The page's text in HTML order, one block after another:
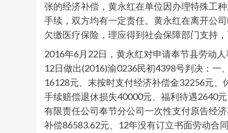
张的经济补偿，黄永红在单位因办理特殊工
手续，双方均有一定责任。黄永红在离开公
欠缴医疗保险，理应得到社会保障部门支持，
2016年6月22日，黄永红对申请奉节县劳动
12日做出(2016)渝0236民初4398号判决：
16128元、末按时支付经济补偿金32256元
手续赔偿退休损失40000元、福利待遇2640
有限责任公司奉节分公司一次性支付原告经
补偿86583.62元、12年没有订立书面劳动合